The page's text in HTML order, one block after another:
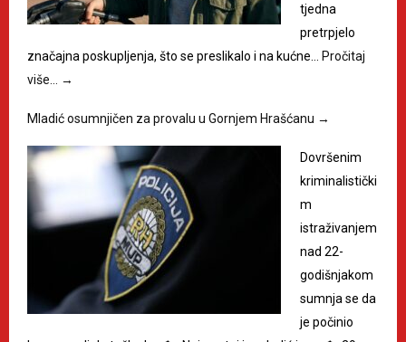
tjedna
pretrpjelo
značajna poskupljenja, što se preslikalo i na kućne… Pročitaj
više… →
Mladić osumnjičen za provalu u Gornjem Hrašćanu →
Dovršenim
kriminalistički
m
istraživanjem
nad 22-
godišnjakom
sumnja se da
je počinio